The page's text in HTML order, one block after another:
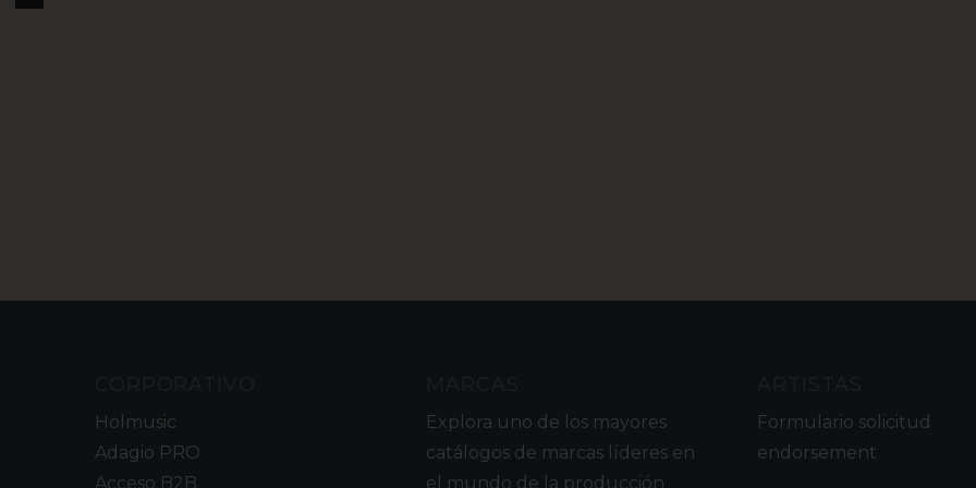
Holmusic
Adagio PRO
Acceso B2B
Explora uno de los mayores
catálogos de marcas líderes en
el mundo de la producción
Formulario solicitud
endorsement